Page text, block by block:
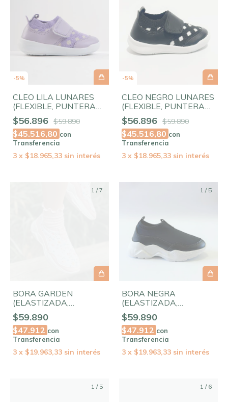
-5%
CLEO LILA LUNARES
(FLEXIBLE, PUNTERA
AMPLIA, ELASTIZADA)
$56.896 $59.890
$45.516,80 con
Transferencia
3 x $18.965,33 sin interés
-5%
CLEO NEGRO LUNARES
(FLEXIBLE, PUNTERA
AMPLIA, ELASTIZADA)
$56.896 $59.890
$45.516,80 con
Transferencia
3 x $18.965,33 sin interés
1 /7
BORA GARDEN
(ELASTIZADA,
ANTIDESLIZANTE Y
FLEXIBLE)
$59.890
$47.912 con
Transferencia
3 x $19.963,33 sin interés
1 / 5
BORA NEGRA
(ELASTIZADA,
ANTIDESLIZANTE Y
FLEXIBLE)
$59.890
$47.912 con
Transferencia
3 x $19.963,33 sin interés
1 / 5 1 / 6